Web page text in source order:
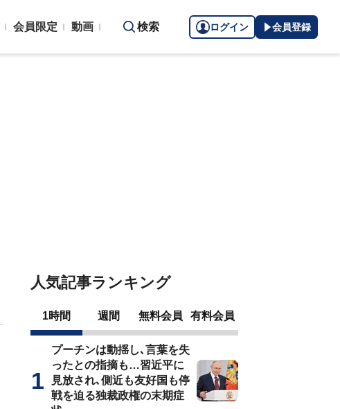
会員限定 動画 検索 ログイン 会員登録
人気記事ランキング
1時間 週間 無料会員 有料会員
プーチンは動揺し､言葉を失
ったとの指摘も…習近平に
見放され､側近も友好国も停
戦を迫る独裁政権の末期症